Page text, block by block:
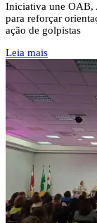
Iniciativa une OAB,
para reforçar
ação de golpistas
Leia mais